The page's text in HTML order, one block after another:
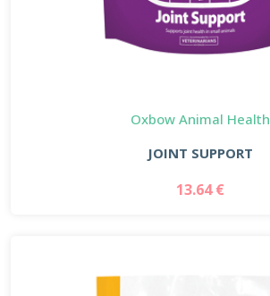
Oxbow Animal Health
JOINT SUPPORT
13.64 €